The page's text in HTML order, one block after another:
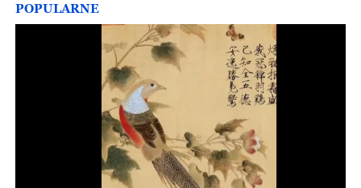
POPULARNE